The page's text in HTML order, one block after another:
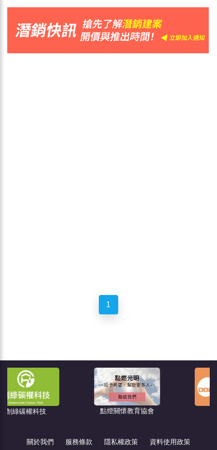
1
點燈關懷教育協會
關於我們 服務條款 隱私權政策 資料使用政策